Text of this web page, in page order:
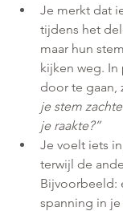
Je merkt dat
tijdens het
maar hun
kijken weg. In
door te gaan,
je stem
je raakte?”
Je voelt iets
terwijl de
Bijvoorbeeld:
spanning in